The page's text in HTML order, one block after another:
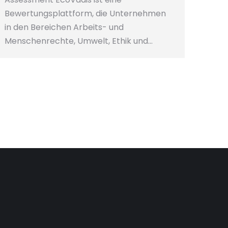
Bewertungsplattform, die Unternehmen
in den Bereichen Arbeits- und
Menschenrechte, Umwelt, Ethik und…